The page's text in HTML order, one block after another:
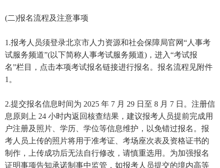
(二)报名流程及注意事项
1.报考人员须登录北京市人力资源和社会保障局官网“人事考
试服务频道”(以下简称人事考试服务频道)，进入“考试报
名”栏目，点击本项考试报名链接进行报名。报名流程见附件
1。
2.提交报名信息时间为 2025 年 7 月 29 日至 8 月 7 日。注册信
息原则上 24 小时内返回核查结果，建议报考人员提前完成用
户注册及照片、学历、学位等信息维护，以免错过报名。报
考人员上传的照片将用于准考证、考场座次表及资格证书的
制作，上传成功后无法自行修改，请慎重选用。为加强报名
证明事项告知承诺制事中监管，如报考人员提交的境内高等